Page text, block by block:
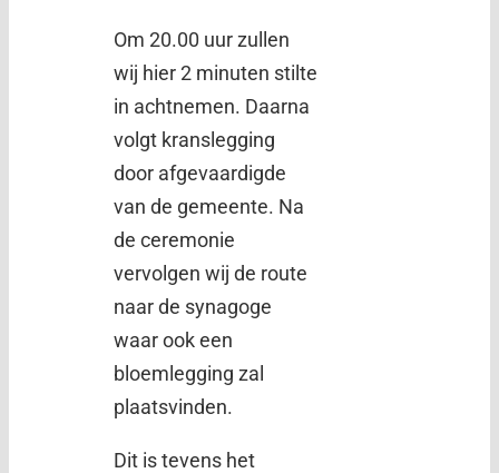
Om 20.00 uur zullen
wij hier 2 minuten stilte
in achtnemen. Daarna
volgt kranslegging
door afgevaardigde
van de gemeente. Na
de ceremonie
vervolgen wij de route
naar de synagoge
waar ook een
bloemlegging zal
plaatsvinden.
Dit is tevens het